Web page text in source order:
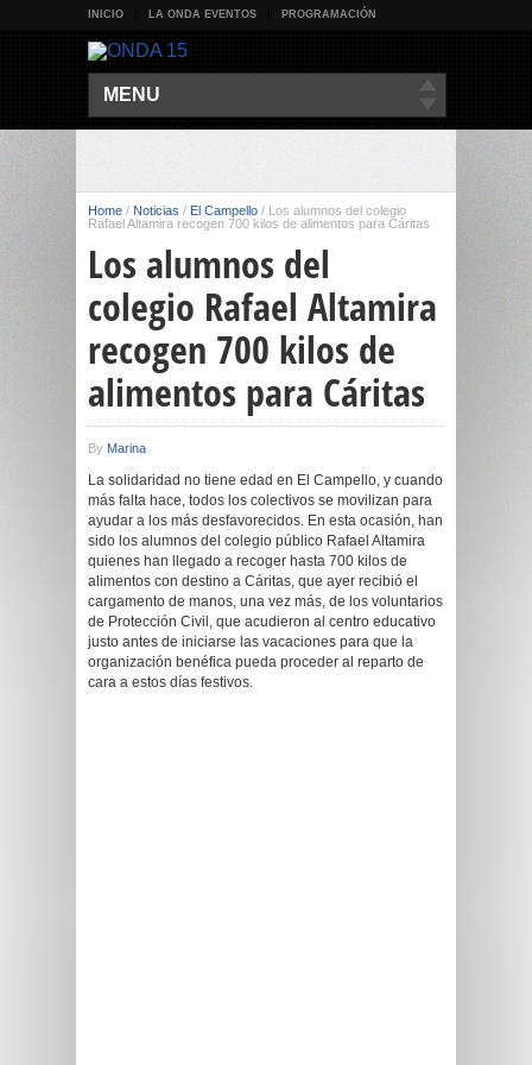
INICIO LA ONDA EVENTOS PROGRAMACIÓN
MENU
Home / Noticias / El Campello / Los alumnos del colegio
Rafael Altamira recogen 700 kilos de alimentos para Cáritas
Los alumnos del
colegio Rafael Altamira
recogen 700 kilos de
alimentos para Cáritas
By Marina
La solidaridad no tiene edad en El Campello, y cuando
más falta hace, todos los colectivos se movilizan para
ayudar a los más desfavorecidos. En esta ocasión, han
sido los alumnos del colegio público Rafael Altamira
quienes han llegado a recoger hasta 700 kilos de
alimentos con destino a Cáritas, que ayer recibió el
cargamento de manos, una vez más, de los voluntarios
de Protección Civil, que acudieron al centro educativo
justo antes de iniciarse las vacaciones para que la
organización benéfica pueda proceder al reparto de
cara a estos días festivos.